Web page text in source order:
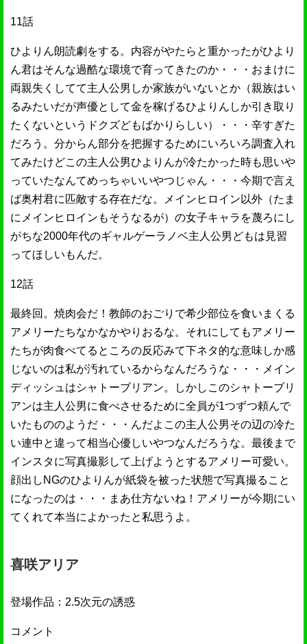
11話
ひよりん朗読劇をする。内容がやたらと重かったがひより
ん君はそんな過酷な環境で育ってきたのか・・・おまけに
両親失くしてて主人公男しか家族がいないとか（親族はい
るみたいだが声優として金を稼げるひよりんしか引き取り
たくないというドクズどもばかりらしい）・・・辛すぎた
だろう。分からん部分を把握するためにいろいろ調査入れ
てみたけどこの主人公男ひよりんが冷たかった時も思いや
っていたなんてめっちゃいいやつじゃん・・・今期で言え
ば奥村君に匹敵する存在だな。メインヒロイン以外（たま
にメインヒロインもそうなるが）の女子キャラを蔑ろにし
がちな2000年代のギャルゲーラノベ主人公男どもは見習
ってほしいもんだ。
12話
最終回。焼肉会だ！教師のおごりで希少部位を食いまくる
アメリーたちなかなかやりおるな。それにしてもアメリー
たちが肉食べてるところの反応みて下ネタ的な意味しか感
じないのは私が汚れているからなんだろうな・・・メイン
ディッシュはシャトーブリアン。しかしこのシャトーブリ
アンは主人公男に食べさせるために全員が1つずつ頼んで
いたもののようだ・・・んだよこの主人公男その辺の冷た
い連中と違って相当心優しいやつなんだろうな。最後まで
インスタに写真撮影して上げようとするアメリー可愛い。
顔出しNGのひよりんが紙袋を被った状態で写真撮ること
になったのは・・・まあ仕方ないね！アメリーが今期にい
てくれて本当によかったと私思うよ。
喜咲アリア
登場作品：2.5次元の誘惑
コメント